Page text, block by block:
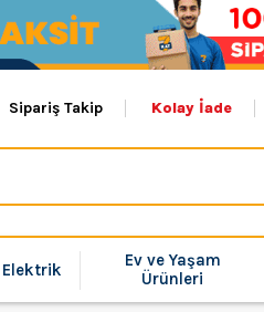
Sipariş Takip Kolay İade
Elektrik
Ev ve Yaşam
Ürünleri